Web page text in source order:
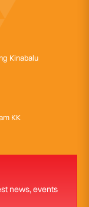
Kinabalu
KK
news, events